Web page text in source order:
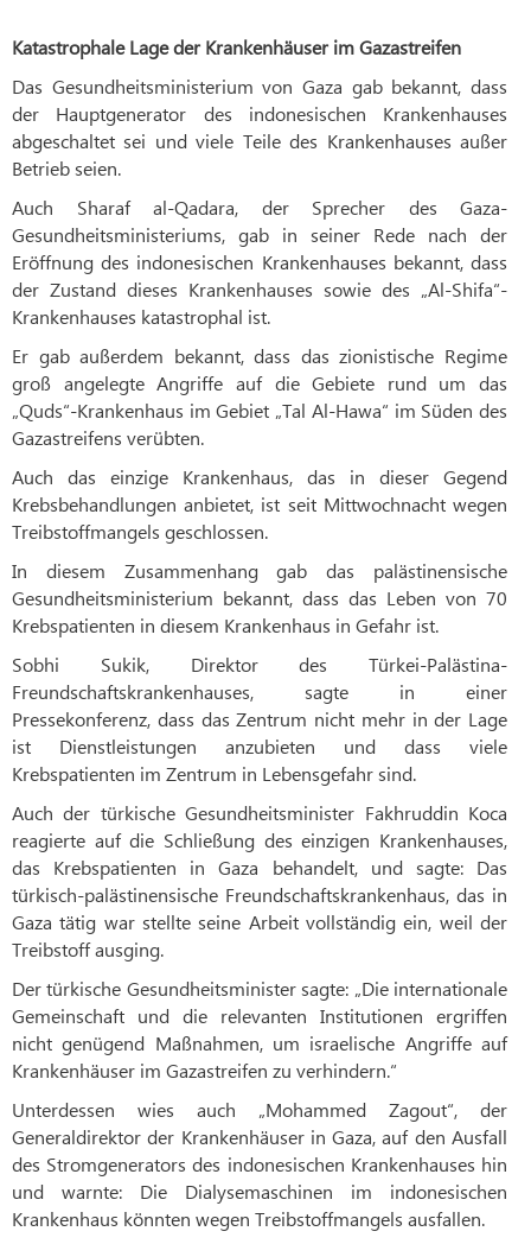
Katastrophale Lage der Krankenhäuser im Gazastreifen
Das Gesundheitsministerium von Gaza gab bekannt, dass
der Hauptgenerator des indonesischen Krankenhauses
abgeschaltet sei und viele Teile des Krankenhauses außer
Betrieb seien.
Auch Sharaf al-Qadara, der Sprecher des Gaza-
Gesundheitsministeriums, gab in seiner Rede nach der
Eröffnung des indonesischen Krankenhauses bekannt, dass
der Zustand dieses Krankenhauses sowie des „Al-Shifa“-
Krankenhauses katastrophal ist.
Er gab außerdem bekannt, dass das zionistische Regime
groß angelegte Angriffe auf die Gebiete rund um das
„Quds“-Krankenhaus im Gebiet „Tal Al-Hawa“ im Süden des
Gazastreifens verübten.
Auch das einzige Krankenhaus, das in dieser Gegend
Krebsbehandlungen anbietet, ist seit Mittwochnacht wegen
Treibstoffmangels geschlossen.
In diesem Zusammenhang gab das palästinensische
Gesundheitsministerium bekannt, dass das Leben von 70
Krebspatienten in diesem Krankenhaus in Gefahr ist.
Sobhi Sukik, Direktor des Türkei-Palästina-
Freundschaftskrankenhauses, sagte in einer
Pressekonferenz, dass das Zentrum nicht mehr in der Lage
ist Dienstleistungen anzubieten und dass viele
Krebspatienten im Zentrum in Lebensgefahr sind.
Auch der türkische Gesundheitsminister Fakhruddin Koca
reagierte auf die Schließung des einzigen Krankenhauses,
das Krebspatienten in Gaza behandelt, und sagte: Das
türkisch-palästinensische Freundschaftskrankenhaus, das in
Gaza tätig war stellte seine Arbeit vollständig ein, weil der
Treibstoff ausging.
Der türkische Gesundheitsminister sagte: „Die internationale
Gemeinschaft und die relevanten Institutionen ergriffen
nicht genügend Maßnahmen, um israelische Angriffe auf
Krankenhäuser im Gazastreifen zu verhindern.“
Unterdessen wies auch „Mohammed Zagout“, der
Generaldirektor der Krankenhäuser in Gaza, auf den Ausfall
des Stromgenerators des indonesischen Krankenhauses hin
und warnte: Die Dialysemaschinen im indonesischen
Krankenhaus könnten wegen Treibstoffmangels ausfallen.